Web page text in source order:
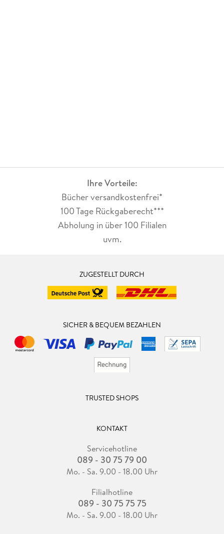
Ihre Vorteile:
Bücher versandkostenfrei*
100 Tage Rückgaberecht***
Abholung in über 100 Filialen
uvm.
ZUGESTELLT DURCH
SICHER & BEQUEM BEZAHLEN
TRUSTED SHOPS
KONTAKT
Servicehotline
089 - 30 75 79 00
Mo. - Sa. 9.00 - 18.00 Uhr
Filialhotline
089 - 30 75 75 75
Mo. - Sa. 9.00 - 18.00 Uhr